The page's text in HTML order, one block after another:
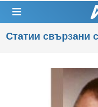
Статии свързани